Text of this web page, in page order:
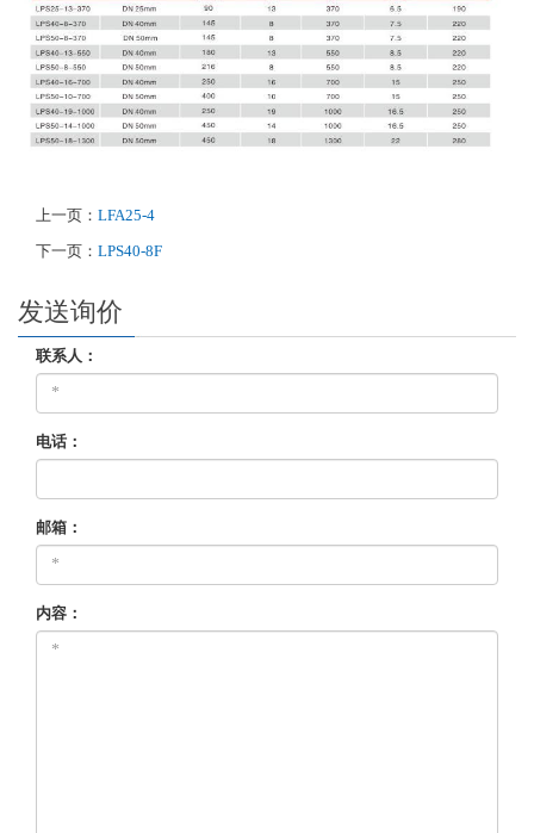
上一页： LFA25-4
下一页： LPS40-8F
发送询价
联系人：
电话：
邮箱：
内容：